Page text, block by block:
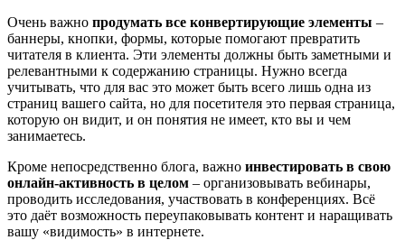
Очень важно продумать все конвертирующие элементы –
баннеры, кнопки, формы, которые помогают превратить
читателя в клиента. Эти элементы должны быть заметными и
релевантными к содержанию страницы. Нужно всегда
учитывать, что для вас это может быть всего лишь одна из
страниц вашего сайта, но для посетителя это первая страница,
которую он видит, и он понятия не имеет, кто вы и чем
занимаетесь.
Кроме непосредственно блога, важно инвестировать в свою
онлайн-активность в целом – организовывать вебинары,
проводить исследования, участвовать в конференциях. Всё
это даёт возможность переупаковывать контент и наращивать
вашу «видимость» в интернете.